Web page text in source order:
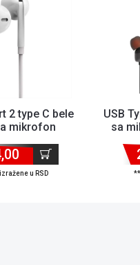
2 type C bele
mikrofon
u RSD
USB
sa